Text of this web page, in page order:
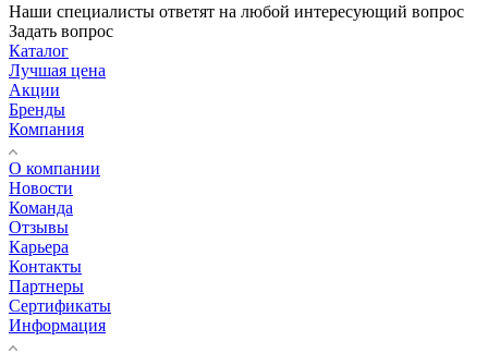
Наши специалисты ответят на любой интересующий вопрос
Задать вопрос
Каталог
Лучшая цена
Акции
Бренды
Компания
О компании
Новости
Команда
Отзывы
Карьера
Контакты
Партнеры
Сертификаты
Информация